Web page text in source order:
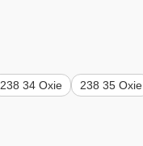
238 34 Oxie
238 35 Oxie